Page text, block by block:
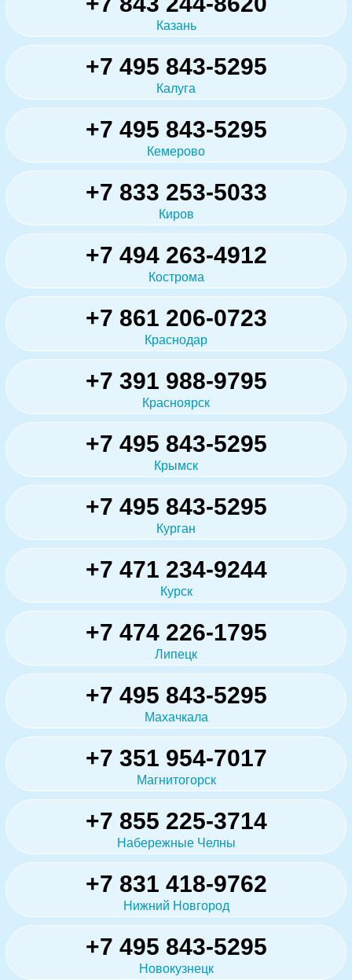
Казань
+7 495 843-5295
Калуга
+7 495 843-5295
Кемерово
+7 833 253-5033
Киров
+7 494 263-4912
Кострома
+7 861 206-0723
Краснодар
+7 391 988-9795
Красноярск
+7 495 843-5295
Крымск
+7 495 843-5295
Курган
+7 471 234-9244
Курск
+7 474 226-1795
Липецк
+7 495 843-5295
Махачкала
+7 351 954-7017
Магнитогорск
+7 855 225-3714
Набережные Челны
+7 831 418-9762
Нижний Новгород
+7 495 843-5295
Новокузнецк